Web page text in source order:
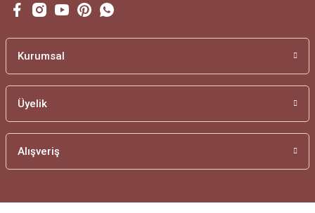
Kurumsal
Üyelik
Alışveriş